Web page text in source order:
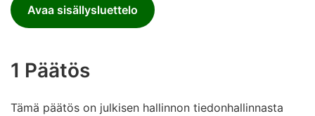
Avaa sisällysluettelo
1 Päätös
Tämä päätös on julkisen hallinnon tiedonhallinnasta